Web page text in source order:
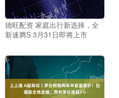
德旺配资 家庭出行新选择，全
新速腾S 3月31日即将上市